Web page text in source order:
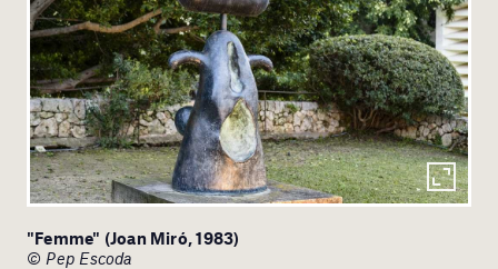
"Femme" (Joan Miró, 1983)
© Pep Escoda